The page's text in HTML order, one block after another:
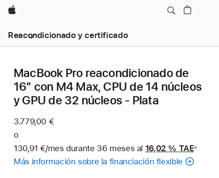
Apple
Reacondicionado y certificado
MacBook Pro reacondicionado de
16″ con M4 Max, CPU de 14 núcleos
y GPU de 32 núcleos - Plata
3.779,00 €
o
130,91 €/mes durante 36 meses al 16,02 % TAE
a
※
Más información sobre la financiación flexible